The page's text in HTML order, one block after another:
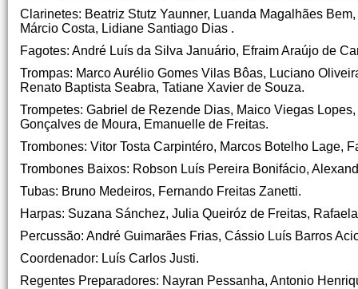
Clarinetes: Beatriz Stutz Yaunner, Luanda Magalhães
Márcio Costa, Lidiane Santiago Dias .
Fagotes: André Luís da Silva Januário, Efraim Araújo de
Trompas: Marco Aurélio Gomes Vilas Bôas, Luciano
Renato Baptista Seabra, Tatiane Xavier de Souza.
Trompetes: Gabriel de Rezende Dias, Maico Viegas
Gonçalves de Moura, Emanuelle de Freitas.
Trombones: Vitor Tosta Carpintéro, Marcos Botelho Lage,
Trombones Baixos: Robson Luís Pereira Bonifácio,
Tubas: Bruno Medeiros, Fernando Freitas Zanetti.
Harpas: Suzana Sánchez, Julia Queiróz de Freitas,
Percussão: André Guimarães Frias, Cássio Luís Barros
Coordenador: Luís Carlos Justi.
Regentes Preparadores: Nayran Pessanha, Antonio